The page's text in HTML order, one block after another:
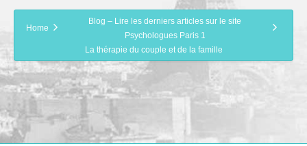
Home
Blog – Lire les derniers articles sur le site
Psychologues Paris 1
La thérapie du couple et de la famille